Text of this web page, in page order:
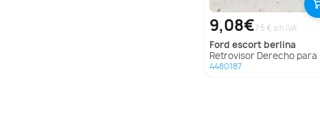
9,08€7.5 € sin IVA
ford escort berlina
Retrovisor Derecho para Ford Escort Berlina
4480187